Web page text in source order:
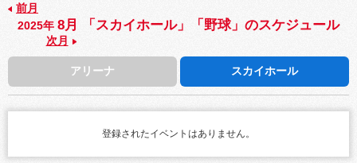
前月
2025年 8月 「スカイホール」「野球」のスケジュール
次月
アリーナ スカイホール
登録されたイベントはありません。